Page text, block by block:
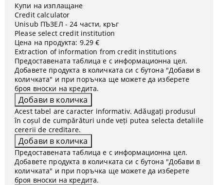
Купи на изплащане
Credit calculator
Unisub ПЪЗЕЛ - 24 части, кръг
Please select credit institution
Цена на продукта: 9.29 €
Extraction of information from credit institutions
Предоставената таблица е с информационна цел.
Добавете продукта в количката си с бутона "Добави в
количката" и при поръчка ще можете да изберете
броя вноски на кредита.
Acest tabel are caracter informativ. Adăugați produsul
în coșul de cumpărături unde veți putea selecta detaliile
cererii de creditare.
Предоставената таблица е с информационна цел.
Добавете продукта в количката си с бутона "Добави в
количката" и при поръчка ще можете да изберете
броя вноски на кредита.